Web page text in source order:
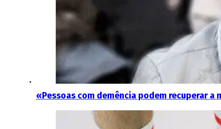
«Pessoas com demência podem recuperar